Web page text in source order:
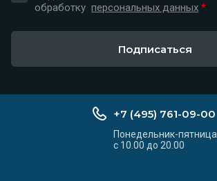
обработку персональных данных *
Подписаться
+7 (495) 761-09-00
Понедельник-пятница
с 10.00 до 20.00